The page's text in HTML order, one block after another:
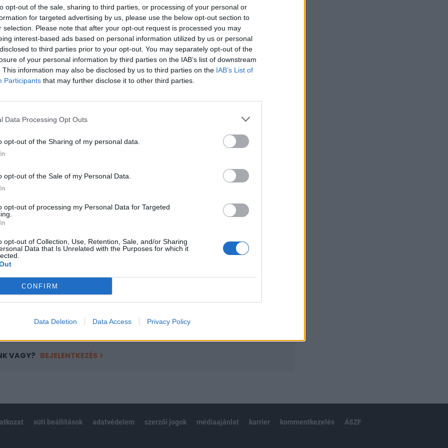
opt-out of the sale, sharing to third parties, or processing of your personal or
for targeted advertising by us, please use the below opt-out section to
selection. Please note that after your opt-out request is processed you may
interest-based ads based on personal information utilized by us or personal
to third parties prior to your opt-out. You may separately opt-out of the
of your personal information by third parties on the IAB’s list of downstream
This information may also be disclosed by us to third parties on the IAB’s List of
Participants that may further disclose it to other third parties.
Data Processing Opt Outs
opt-out of the Sharing of my personal data.
opt-out of the Sale of my Personal Data.
opt-out of processing my Personal Data for Targeted
opt-out of Collection, Use, Retention, Sale, and/or Sharing
Data that Is Unrelated with the Purposes for which it
CONFIRM
Data Deletion Data Access Privacy Policy
Tanács (ETSC) szerint jók a tapasztalatok Európában a
kapcsolatban és szorgalmazzák, hogy minél több
a műszaki vizsga követelményei is, az idősebb autókat
kötelezve.
Tanács (ETSC) szerint továbbra is az ittas vezetés jelenti az egyik
az európai közlekedésbiztonságban. A szervezet becslése alapján az Európai Unió
azok a balesetek is, amelyek kábítószerek vagy a vezetési...
portfolio.hu hírarchívumához tartozik, melynek olvasása előfizetéses
tartalmazza:
cikkarchívum
elmúlt 2 év napon belüli
Előfizetés
VAGY? BEJELENTKEZÉS
süti beállítások adatvédelem szerzői jogok médiaajánlat karrier kommentkezelés ÁSZF